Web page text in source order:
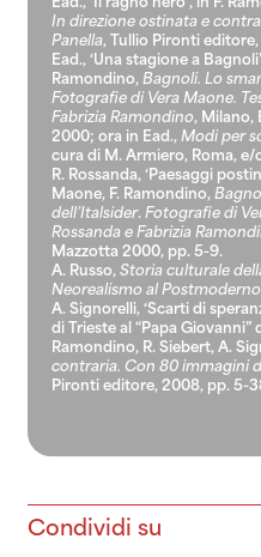
Ead., ‘Il ragno nero’, in F.
In direzione ostinata e
Panella, Tullio Pironti editore,
Ead., ‘Una stagione a
Ramondino, Bagnoli. Lo
Fotografie di Vera Maone.
Fabrizia Ramondino, Milano,
2000; ora in Ead., Modi per
cura di M. Armiero, Roma, e/
R. Rossanda, ‘Paesaggi
Maone, F. Ramondino,
dell’Italsider. Fotografie di
Rossanda e Fabrizia
Mazzotta 2000, pp. 5-9.
A. Russo, Storia culturale
Neorealismo al Postmoderno
A. Signorelli, ‘Scarti di
di Trieste al “Papa Giovanni”
Ramondino, R. Siebert, A.
contraria. Con 80 immagini
Pironti editore, 2008, pp. 5-
Condividi su